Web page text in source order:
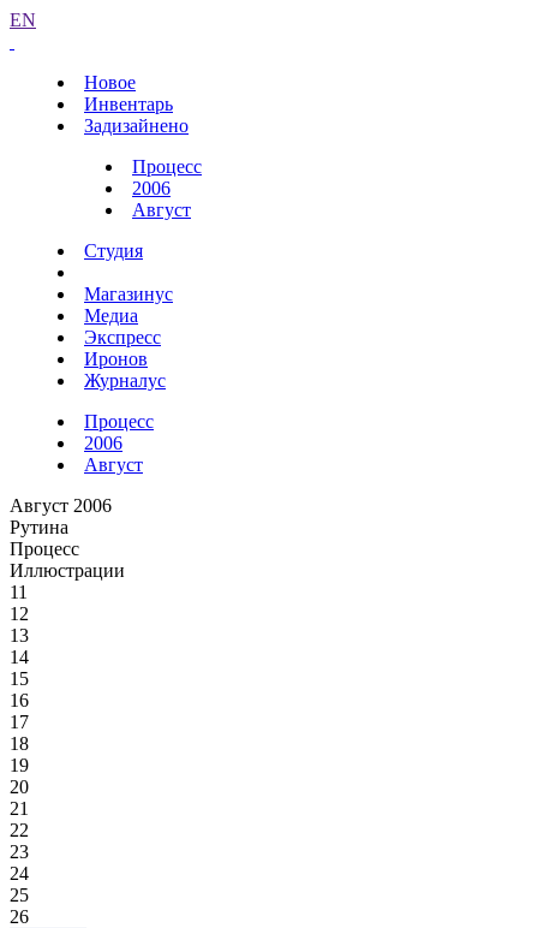
EN
Новое
Инвентарь
Задизайнено
Процесс
2006
Август
Студия
Магазинус
Медиа
Экспресс
Иронов
Журналус
Процесс
2006
Август
Август 2006
Рутина
Процесс
Иллюстрации
11
12
13
14
15
16
17
18
19
20
21
22
23
24
25
26